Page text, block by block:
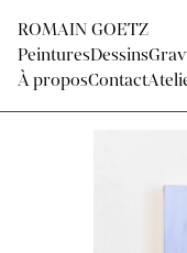
ROMAIN GOETZ
PeinturesDessins
À proposContact